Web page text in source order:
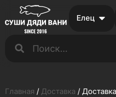
Елец
Главная / Доставка /